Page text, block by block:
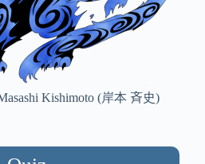
Kishimoto (岸本 斉史)